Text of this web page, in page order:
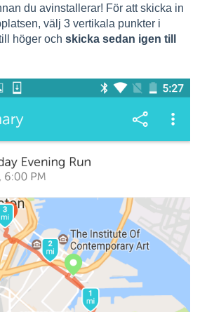
du avinstallerar! För att skicka in
välj 3 vertikala punkter i
höger och skicka sedan igen till